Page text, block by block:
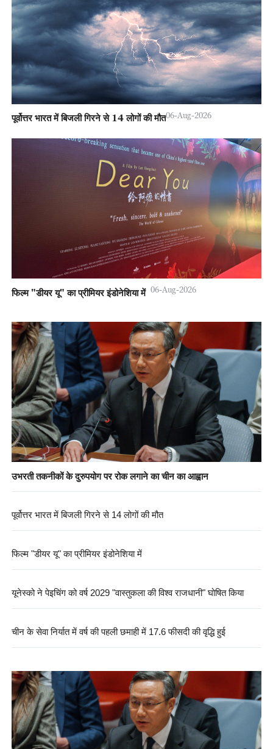
पूर्वोत्तर भारत में बिजली गिरने से 14 लोगों की मौत06-Aug-2026
फिल्म "डीयर यू" का प्रीमियर इंडोनेशिया में 06-Aug-2026
उभरती तकनीकों के दुरुपयोग पर रोक लगाने का चीन का आह्वान
पूर्वोत्तर भारत में बिजली गिरने से 14 लोगों की मौत
फिल्म "डीयर यू" का प्रीमियर इंडोनेशिया में
यूनेस्को ने पेइचिंग को वर्ष 2029 "वास्तुकला की विश्व राजधानी" घोषित किया
चीन के सेवा निर्यात में वर्ष की पहली छमाही में 17.6 फीसदी की वृद्धि हुई